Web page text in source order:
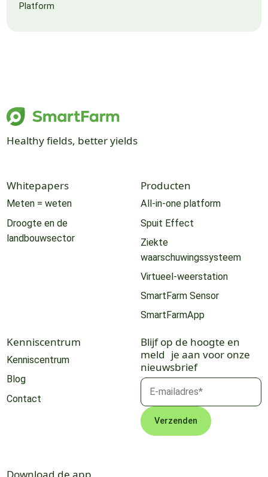
Platform
Healthy fields, better yields
Whitepapers
Meten = weten
Droogte en de
landbouwsector
Producten
All-in-one platform
Spuit Effect
Ziekte
waarschuwingssysteem
Virtueel-weerstation
SmartFarm Sensor
SmartFarmApp
Kenniscentrum
Kenniscentrum
Blog
Contact
Blijf op de hoogte en
meld je aan voor onze
nieuwsbrief
Download de app